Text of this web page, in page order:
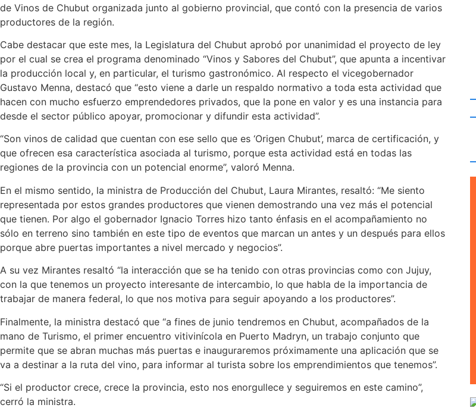
de Vinos de Chubut organizada junto al gobierno provincial, que contó con la presencia de varios
productores de la región.
Cabe destacar que este mes, la Legislatura del Chubut aprobó por unanimidad el proyecto de ley
por el cual se crea el programa denominado “Vinos y Sabores del Chubut”, que apunta a incentivar
la producción local y, en particular, el turismo gastronómico. Al respecto el vicegobernador
Gustavo Menna, destacó que “esto viene a darle un respaldo normativo a toda esta actividad que
hacen con mucho esfuerzo emprendedores privados, que la pone en valor y es una instancia para
desde el sector público apoyar, promocionar y difundir esta actividad”.
“Son vinos de calidad que cuentan con ese sello que es ‘Origen Chubut’, marca de certificación, y
que ofrecen esa característica asociada al turismo, porque esta actividad está en todas las
regiones de la provincia con un potencial enorme”, valoró Menna.
En el mismo sentido, la ministra de Producción del Chubut, Laura Mirantes, resaltó: “Me siento
representada por estos grandes productores que vienen demostrando una vez más el potencial
que tienen. Por algo el gobernador Ignacio Torres hizo tanto énfasis en el acompañamiento no
sólo en terreno sino también en este tipo de eventos que marcan un antes y un después para ellos
porque abre puertas importantes a nivel mercado y negocios”.
A su vez Mirantes resaltó “la interacción que se ha tenido con otras provincias como con Jujuy,
con la que tenemos un proyecto interesante de intercambio, lo que habla de la importancia de
trabajar de manera federal, lo que nos motiva para seguir apoyando a los productores”.
Finalmente, la ministra destacó que “a fines de junio tendremos en Chubut, acompañados de la
mano de Turismo, el primer encuentro vitivinícola en Puerto Madryn, un trabajo conjunto que
permite que se abran muchas más puertas e inauguraremos próximamente una aplicación que se
va a destinar a la ruta del vino, para informar al turista sobre los emprendimientos que tenemos”.
“Si el productor crece, crece la provincia, esto nos enorgullece y seguiremos en este camino”,
cerró la ministra.